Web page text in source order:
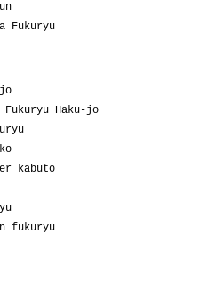
Fukuryu
Fukuryu Haku-jo
kabuto
fukuryu